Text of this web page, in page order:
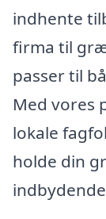
indhente
firma til
passer til
Med vores
lokale
holde din